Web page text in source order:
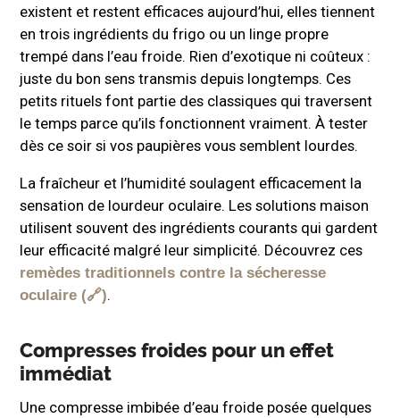
existent et restent efficaces aujourd’hui, elles tiennent
en trois ingrédients du frigo ou un linge propre
trempé dans l’eau froide. Rien d’exotique ni coûteux :
juste du bon sens transmis depuis longtemps. Ces
petits rituels font partie des classiques qui traversent
le temps parce qu’ils fonctionnent vraiment. À tester
dès ce soir si vos paupières vous semblent lourdes.
La fraîcheur et l’humidité soulagent efficacement la
sensation de lourdeur oculaire. Les solutions maison
utilisent souvent des ingrédients courants qui gardent
leur efficacité malgré leur simplicité. Découvrez ces
remèdes traditionnels contre la sécheresse
oculaire
.
Compresses froides pour un effet
immédiat
Une compresse imbibée d’eau froide posée quelques